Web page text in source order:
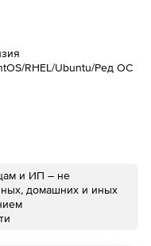
RHEL/Ubuntu/Ред ОС
и ИП – не
домашних и иных